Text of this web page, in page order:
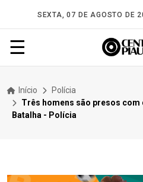
SEXTA, 07 DE AGOSTO DE
☰
Início
Polícia
Três homens são presos
Batalha - Polícia